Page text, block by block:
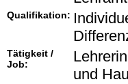
Qualifikation:
Tätigkeit /
Job:
und